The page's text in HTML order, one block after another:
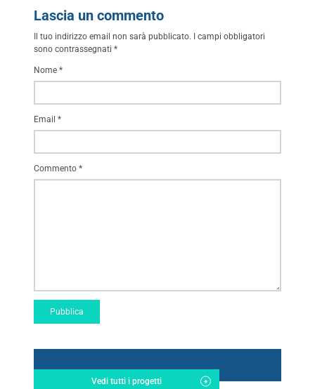
Vedi tutti i progetti
Lascia un commento
Il tuo indirizzo email non sarà pubblicato.
I campi obbligatori
sono contrassegnati *
Commento *
Nome *
Email *